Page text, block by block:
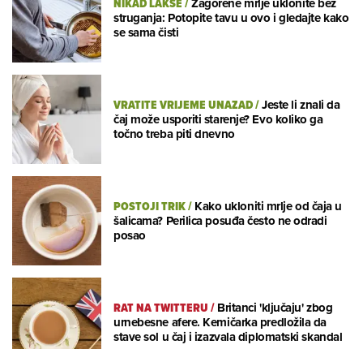
struganja: Potopite tavu u ovo i gledajte kako
se sama čisti
VRATITE VRIJEME UNAZAD/Jeste li znali da
čaj može usporiti starenje? Evo koliko ga
točno treba piti dnevno
POSTOJI TRIK/Kako ukloniti mrlje od čaja u
šalicama? Perilica posuđa često ne odradi
posao
RAT NA TWITTERU/Britanci 'ključaju' zbog
urnebesne afere. Kemičarka predložila da
stave sol u čaj i izazvala diplomatski skandal